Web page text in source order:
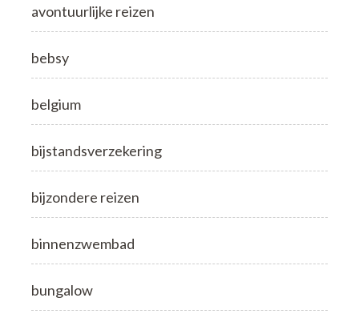
avontuurlijke reizen
bebsy
belgium
bijstandsverzekering
bijzondere reizen
binnenzwembad
bungalow